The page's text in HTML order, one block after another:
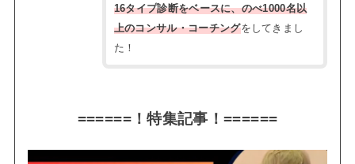
16タイプ診断をベースに、のべ1000名以
上のコンサル・コーチングをしてきまし
た！
======！特集記事！======